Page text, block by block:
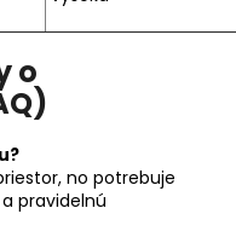
o
no potrebuje
pravidelnú